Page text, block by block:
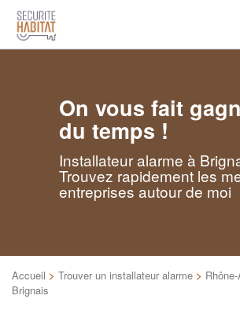
On vous fait
du temps !
Installateur alarme à
Trouvez rapidement les
entreprises autour de moi
Accueil > Trouver un installateur alarme >
Brignais